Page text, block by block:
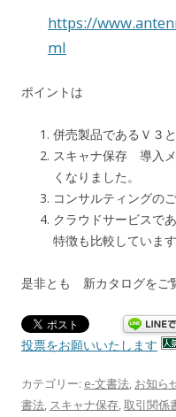
https://
ml
ポイントは
併売製品であるＶ３
スキャナ保存 導入
くなりました。
コンサルティングの
クラウドサービスで
特徴も比較しています
是非とも 新カタログをご
投票をお願いいたします
カテゴリー: e-文書法, お知ら
書法, スキャナ保存,取引関係